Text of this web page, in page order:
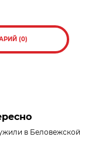
(0)
в Беловежской